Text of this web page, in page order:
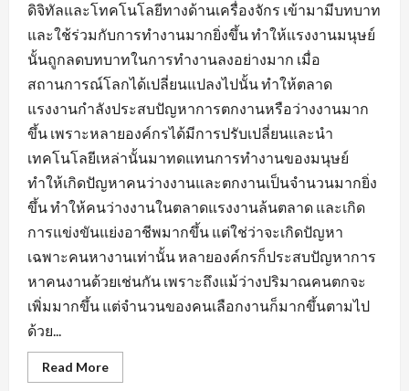
ดิจิทัลและโทคโนโลยีทางด้านเครื่องจักร เข้ามามีบทบาท
และใช้ร่วมกับการทำงานมากยิ่งขึ้น ทำให้แรงงานมนุษย์
นั้นถูกลดบทบาทในการทำงานลงอย่างมาก เมื่อ
สถานการณ์โลกได้เปลี่ยนแปลงไปนั้น ทำให้ตลาด
แรงงานกำลังประสบปัญหาการตกงานหรือว่างงานมาก
ขึ้น เพราะหลายองค์กรได้มีการปรับเปลี่ยนและนำ
เทคโนโลยีเหล่านั้นมาทดแทนการทำงานของมนุษย์
ทำให้เกิดปัญหาคนว่างงานและตกงานเป็นจำนวนมากยิ่ง
ขึ้น ทำให้คนว่างงานในตลาดแรงงานล้นตลาด และเกิด
การแข่งขันแย่งอาชีพมากขึ้น แต่ใช่ว่าจะเกิดปัญหา
เฉพาะคนหางานเท่านั้น หลายองค์กรก็ประสบปัญหาการ
หาคนงานด้วยเช่นกัน เพราะถึงแม้ว่างปริมาณคนตกจะ
เพิ่มมากขึ้น แต่จำนวนของคนเลือกงานก็มากขึ้นตามไป
ด้วย...
Read MoreRead
more